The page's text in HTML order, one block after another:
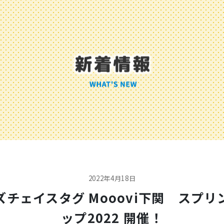
2022年4月18日
チェイスタグ Mooovi下関 スプリ
ップ2022 開催！